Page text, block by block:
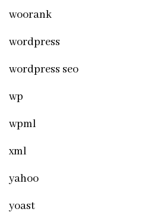
woorank
wordpress
wordpress seo
wp
wpml
xml
yahoo
yoast